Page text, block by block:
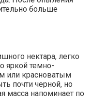
больше
нектара, легко
яркой темно-
или красноватым
почти черной, но
масса напоминает по